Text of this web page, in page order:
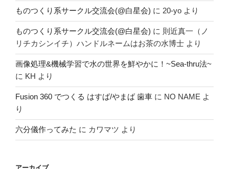
ものつくり系サークル交流会(@白星会) に 20-yo より
ものつくり系サークル交流会(@白星会) に 則近真一（ノ
リチカシンイチ）ハンドルネームはお茶の水博士 より
画像処理&機械学習で水の世界を鮮やかに！~Sea-thru法~
に KH より
Fusion 360 でつくる はすば/やまば 歯車 に NO NAME よ
り
六分儀作ってみた に カワマツ より